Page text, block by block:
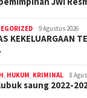
9 Agustus 2026
KEKELUARGAAN
HUKUM KRIMINAL 8
saung 2022-